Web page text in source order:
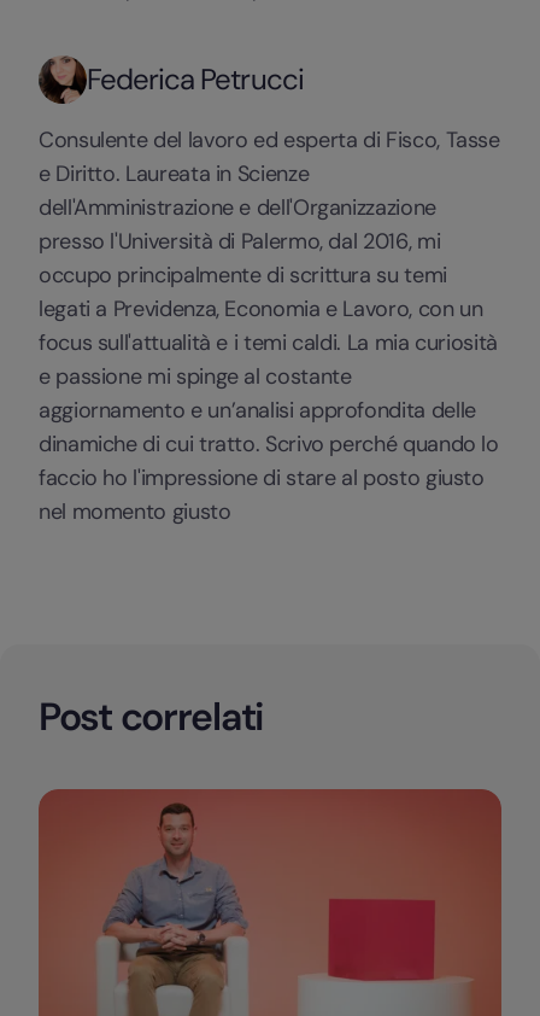
Federica Petrucci
Consulente del lavoro ed esperta di Fisco, Tasse
e Diritto. Laureata in Scienze
dell'Amministrazione e dell'Organizzazione
presso l'Università di Palermo, dal 2016, mi
occupo principalmente di scrittura su temi
legati a Previdenza, Economia e Lavoro, con un
focus sull'attualità e i temi caldi. La mia curiosità
e passione mi spinge al costante
aggiornamento e un’analisi approfondita delle
dinamiche di cui tratto. Scrivo perché quando lo
faccio ho l'impressione di stare al posto giusto
nel momento giusto
Post correlati